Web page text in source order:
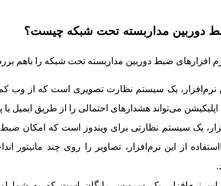
دوربین مداربسته تحت شبکه چیست؟
افزارهای ضبط دوربین مداربسته تحت شبکه را باهم
اپلیکیشن می‌تواند هشدارهای احتمالی را از طریق ایمیل
یک سیستم نظارتی برای ویندوز است که امکان
از این نرم‌افزار، تصاویر را روی چند